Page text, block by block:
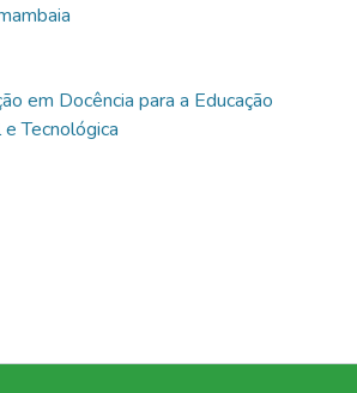
em Docência para a Educação
Tecnológica